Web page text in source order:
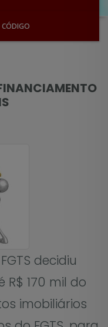
CÓDIGO
decidiu
170 mil do
imobiliários